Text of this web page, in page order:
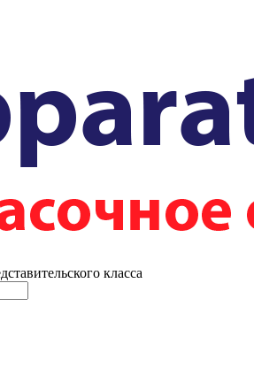
класса